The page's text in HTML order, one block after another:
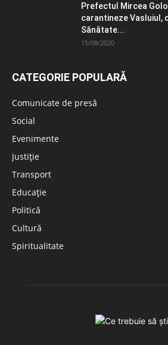
Prefectul Mircea
carantineze Vasluiul,
Sănătate...
15/08/2020
CATEGORIE POPULARĂ
Comunicate de presă
Social
Evenimente
Justiție
Transport
Educație
Politică
Cultură
Spiritualitate